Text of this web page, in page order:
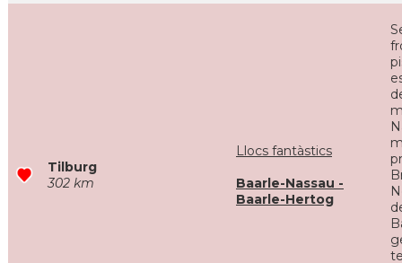
Tilburg
302 km
Llocs fantàstics
Baarle-Nassau -
Baarle-Hertog